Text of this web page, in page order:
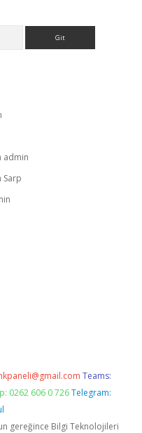
admin
Sarp
Teams:
0262 606 0 726 Telegram:
gereğince Bilgi Teknolojileri